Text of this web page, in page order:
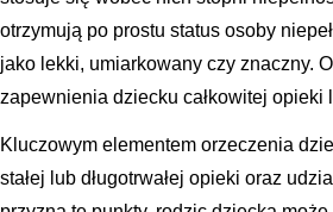
otrzymują po prostu status osoby
jako lekki, umiarkowany czy znaczny.
zapewnienia dziecku całkowitej
Kluczowym elementem orzeczenia
stałej lub długotrwałej opieki oraz